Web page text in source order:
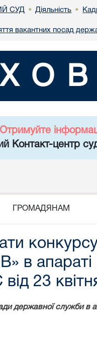
СУД • Діяльність •
вакантних посад
Отримуйте
Контакт-центр
ГРОМАДЯНАМ
в
від 23
державної служби